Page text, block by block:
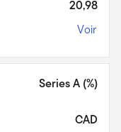
20,98
Voir
Series A (%)
CAD